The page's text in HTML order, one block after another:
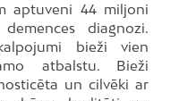
aptuveni 44 miljoni
diagnozi.
bieži vien
atbalstu. Bieži
un cilvēki ar